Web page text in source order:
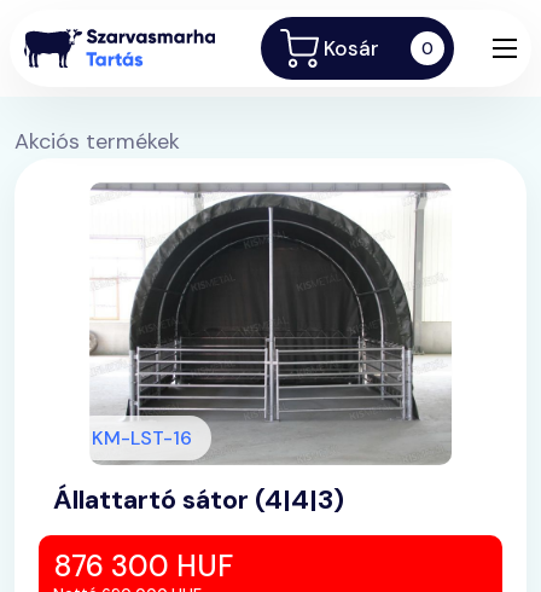
Kosár 0
Akciós termékek
KM-LST-16
Állattartó sátor (4|4|3)
876 300 HUF